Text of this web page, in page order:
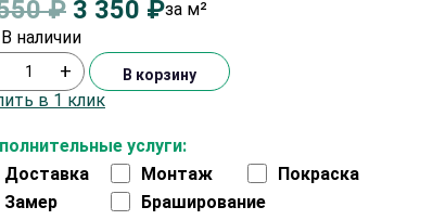
550₽ 3 350 ₽за м²
В наличии
услуги:
Доставка
Монтаж
Покраска
Замер
Браширование
+ В корзину
в 1 клик